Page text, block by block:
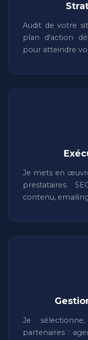
Audit de votre
plan d'action
pour atteindre
Je mets en
prestataires.
contenu,
Je
partenaires :